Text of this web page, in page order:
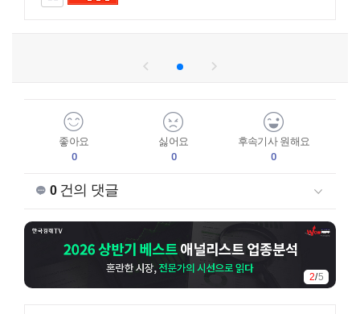
좋아요
0
싫어요
0
후속기사 원해요
0
0건의 댓글
2/5